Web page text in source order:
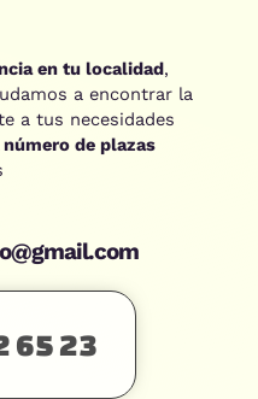
en tu localidad,
a encontrar la
a tus necesidades
número de plazas
65 23